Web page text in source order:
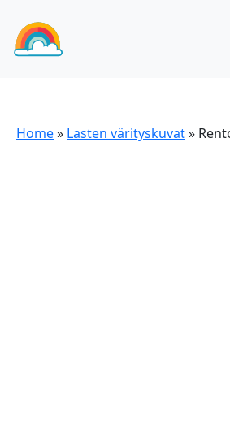
Home» Lasten värityskuvat»